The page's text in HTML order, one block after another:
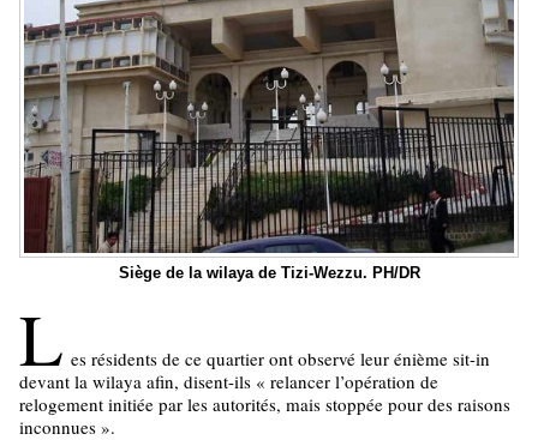
Siège de la wilaya de Tizi-Wezzu. PH/DR
L es résidents de ce quartier ont observé leur énième sit-in
devant la wilaya afin, disent-ils « relancer l’opération de
relogement initiée par les autorités, mais stoppée pour des raisons
inconnues ».